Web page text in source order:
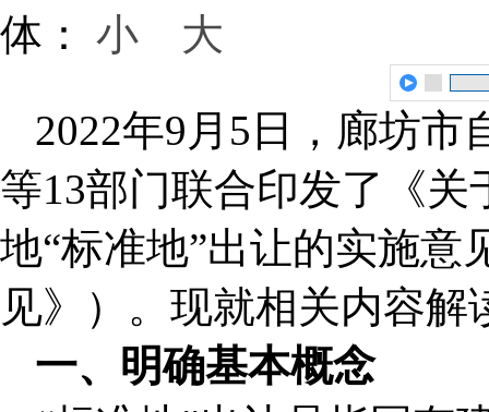
体： 小 大
2022年9月5日，廊坊
等13部门联合印发了《
地“标准地”出让的实施意
见》）。现就相关内容解
一、明确基本概念